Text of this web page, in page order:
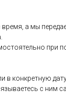
а мы
при
в конкретную
с ним